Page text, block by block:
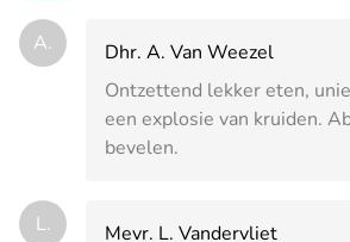
A.
Dhr. A. Van Weezel
Ontzettend lekker eten,
een explosie van kruiden.
bevelen.
L.
Mevr. L. Vandervliet